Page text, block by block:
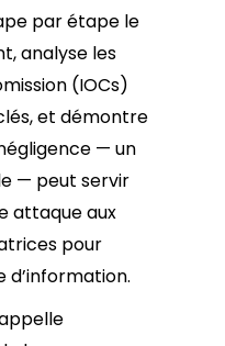
par étape le
analyse les
(IOCs)
et démontre
— un
— peut servir
attaque aux
pour
d’information.